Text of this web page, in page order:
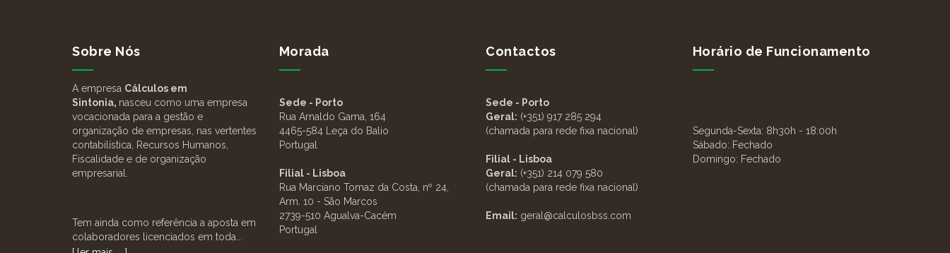
Sobre Nós
A empresa Cálculos em
Sintonia, nasceu como uma empresa
vocacionada para a gestão e
organização de empresas, nas vertentes
contabilística, Recursos Humanos,
Fiscalidade e de organização
empresarial.
Tem ainda como referência a aposta em
colaboradores licenciados em toda...
Morada
Sede - Porto
Rua Arnaldo Gama, 164
4465-584 Leça do Balio
Portugal
Filial - Lisboa
Rua Marciano Tomaz da Costa, nº 24,
Arm. 10 - São Marcos
2739-510 Agualva-Cacém
Portugal
Contactos
Sede - Porto
Geral: (+351) 917 285 294
(chamada para rede fixa nacional)
Filial - Lisboa
Geral: (+351) 214 079 580
(chamada para rede fixa nacional)
Email: geral@calculosbss.com
Horário de Funcionamento
Segunda-Sexta: 8h30h - 18:00h
Sábado: Fechado
Domingo: Fechado